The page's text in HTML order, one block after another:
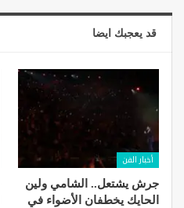
قد يعجبك ايضا
أخبار الفن
جرش يشتعل.. الشامي ولين
الحايك يخطفان الأضواء في